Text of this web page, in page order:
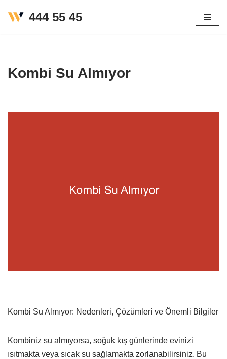
444 55 45
Kombi Su Almıyor
Kombi Su Almıyor: Nedenleri, Çözümleri ve Önemli Bilgiler
Kombiniz su almıyorsa, soğuk kış günlerinde evinizi
ısıtmakta veya sıcak su sağlamakta zorlanabilirsiniz. Bu